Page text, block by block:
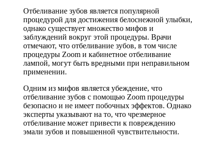
Отбеливание зубов является популярной
процедурой для достижения белоснежной улыбки,
однако существует множество мифов и
заблуждений вокруг этой процедуры. Врачи
отмечают, что отбеливание зубов, в том числе
процедуры Zoom и кабинетное отбеливание
лампой, могут быть вредными при неправильном
применении.
Одним из мифов является убеждение, что
отбеливание зубов с помощью Zoom процедуры
безопасно и не имеет побочных эффектов. Однако
эксперты указывают на то, что чрезмерное
отбеливание может привести к повреждению
эмали зубов и повышенной чувствительности.